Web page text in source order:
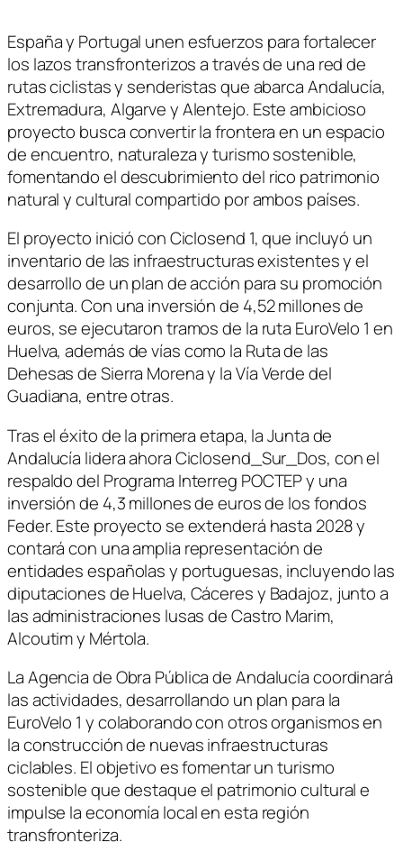
España y Portugal unen esfuerzos para fortalecer
los lazos transfronterizos a través de una red de
rutas ciclistas y senderistas que abarca Andalucía,
Extremadura, Algarve y Alentejo. Este ambicioso
proyecto busca convertir la frontera en un espacio
de encuentro, naturaleza y turismo sostenible,
fomentando el descubrimiento del rico patrimonio
natural y cultural compartido por ambos países.
El proyecto inició con Ciclosend 1, que incluyó un
inventario de las infraestructuras existentes y el
desarrollo de un plan de acción para su promoción
conjunta. Con una inversión de 4,52 millones de
euros, se ejecutaron tramos de la ruta EuroVelo 1 en
Huelva, además de vías como la Ruta de las
Dehesas de Sierra Morena y la Vía Verde del
Guadiana, entre otras.
Tras el éxito de la primera etapa, la Junta de
Andalucía lidera ahora Ciclosend_Sur_Dos, con el
respaldo del Programa Interreg POCTEP y una
inversión de 4,3 millones de euros de los fondos
Feder. Este proyecto se extenderá hasta 2028 y
contará con una amplia representación de
entidades españolas y portuguesas, incluyendo las
diputaciones de Huelva, Cáceres y Badajoz, junto a
las administraciones lusas de Castro Marim,
Alcoutim y Mértola.
La Agencia de Obra Pública de Andalucía coordinará
las actividades, desarrollando un plan para la
EuroVelo 1 y colaborando con otros organismos en
la construcción de nuevas infraestructuras
ciclables. El objetivo es fomentar un turismo
sostenible que destaque el patrimonio cultural e
impulse la economía local en esta región
transfronteriza.